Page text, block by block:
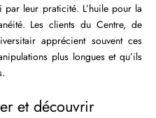
par leur praticité. L’huile pour la
Les clients du Centre, de
apprécient souvent ces
plus longues et qu’ils
et découvrir